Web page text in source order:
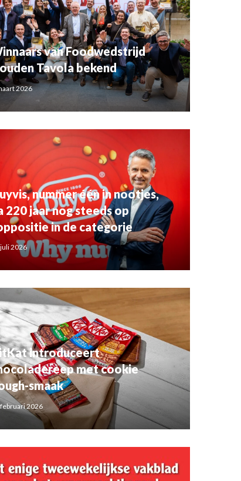
van Foodwedstrijd
Tavola bekend
2026
nummer één in nootjes,
220 jaar nog steeds op
in de categorie
2026
introduceert
met cookie
smaak
2026